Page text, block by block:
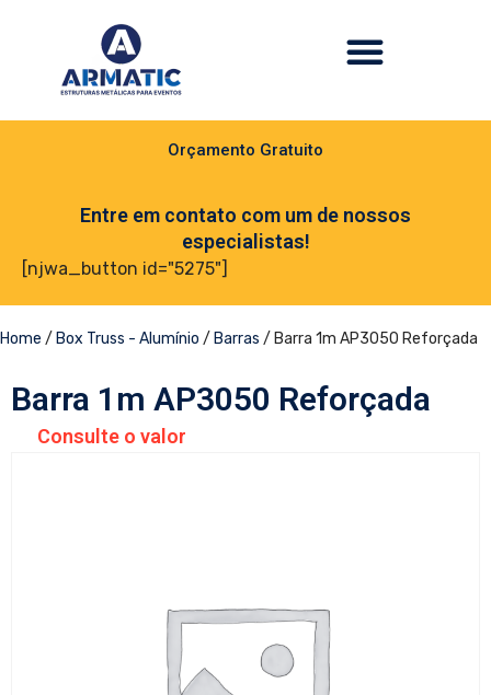
Orçamento Gratuito
Entre em contato com um de nossos
especialistas!
[njwa_button id="5275"]
Home / Box Truss - Alumínio / Barras / Barra 1m AP3050 Reforçada
Barra 1m AP3050 Reforçada
Consulte o valor